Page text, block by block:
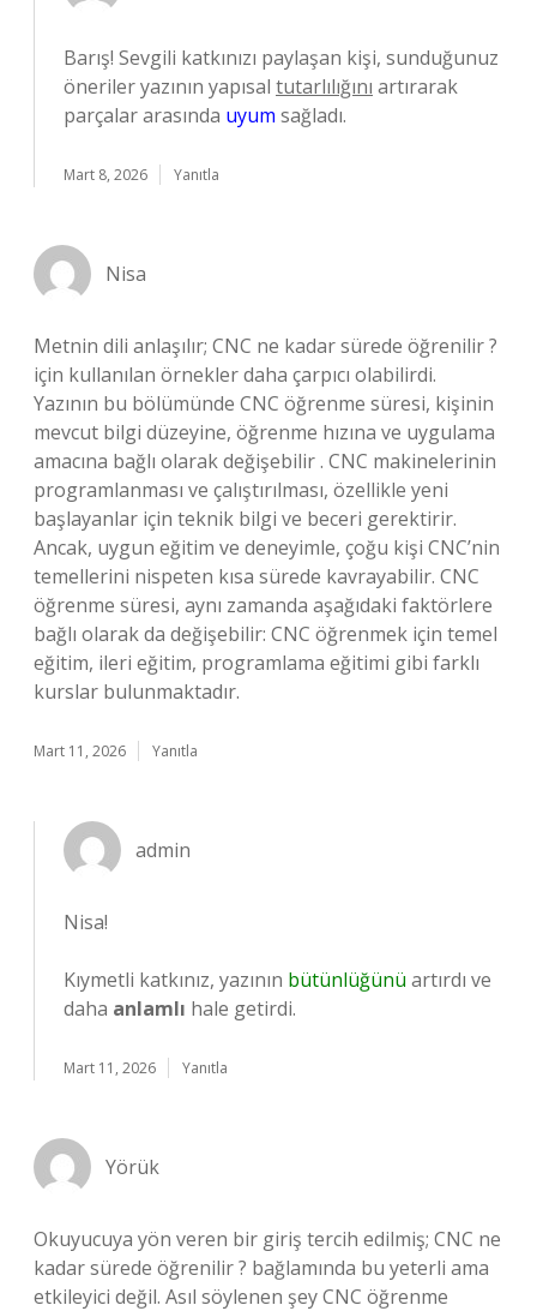
Barış! Sevgili katkınızı paylaşan kişi, sunduğunuz
öneriler yazının yapısal tutarlılığını artırarak
parçalar arasında uyum sağladı.
Mart 8, 2026 Yanıtla
Nisa
Metnin dili anlaşılır; CNC ne kadar sürede öğrenilir ?
için kullanılan örnekler daha çarpıcı olabilirdi.
Yazının bu bölümünde CNC öğrenme süresi, kişinin
mevcut bilgi düzeyine, öğrenme hızına ve uygulama
amacına bağlı olarak değişebilir . CNC makinelerinin
programlanması ve çalıştırılması, özellikle yeni
başlayanlar için teknik bilgi ve beceri gerektirir.
Ancak, uygun eğitim ve deneyimle, çoğu kişi CNC’nin
temellerini nispeten kısa sürede kavrayabilir. CNC
öğrenme süresi, aynı zamanda aşağıdaki faktörlere
bağlı olarak da değişebilir: CNC öğrenmek için temel
eğitim, ileri eğitim, programlama eğitimi gibi farklı
kurslar bulunmaktadır.
Mart 11, 2026 Yanıtla
admin
Nisa!
Kıymetli katkınız, yazının bütünlüğünü artırdı ve
daha anlamlı hale getirdi.
Mart 11, 2026 Yanıtla
Yörük
Okuyucuya yön veren bir giriş tercih edilmiş; CNC ne
kadar sürede öğrenilir ? bağlamında bu yeterli ama
etkileyici değil. Asıl söylenen şey CNC öğrenme